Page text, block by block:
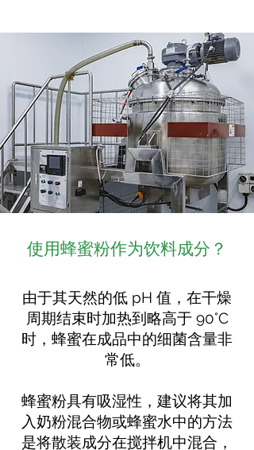
使用蜂蜜粉作为饮料成分？
由于其天然的低 pH 值，在干燥
周期结束时加热到略高于 90°C
时，蜂蜜在成品中的细菌含量非
常低。
蜂蜜粉具有吸湿性，建议将其加
入奶粉混合物或蜂蜜水中的方法
是将散装成分在搅拌机中混合，